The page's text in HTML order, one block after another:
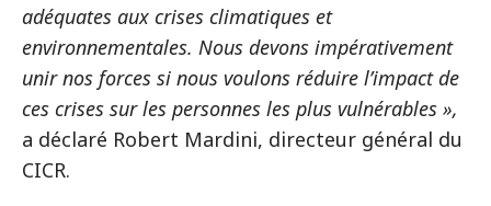
adéquates aux crises climatiques et
environnementales. Nous devons impérativement
unir nos forces si nous voulons réduire l’impact de
ces crises sur les personnes les plus vulnérables »,
a déclaré Robert Mardini, directeur général du
CICR.